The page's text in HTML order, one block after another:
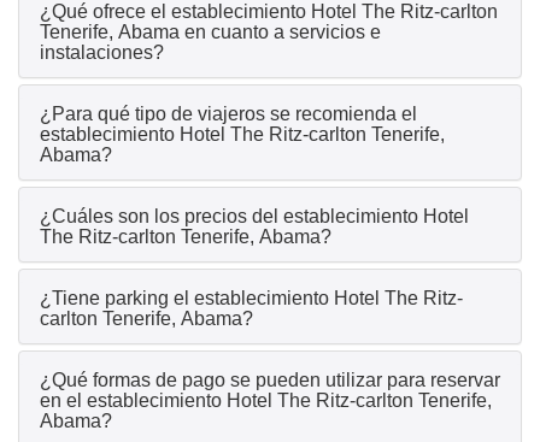
¿Qué ofrece el establecimiento Hotel The Ritz-carlton
Tenerife, Abama en cuanto a servicios e
instalaciones?
¿Para qué tipo de viajeros se recomienda el
establecimiento Hotel The Ritz-carlton Tenerife,
Abama?
¿Cuáles son los precios del establecimiento Hotel
The Ritz-carlton Tenerife, Abama?
¿Tiene parking el establecimiento Hotel The Ritz-
carlton Tenerife, Abama?
¿Qué formas de pago se pueden utilizar para reservar
en el establecimiento Hotel The Ritz-carlton Tenerife,
Abama?